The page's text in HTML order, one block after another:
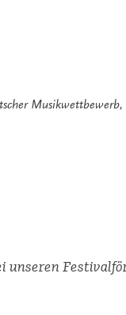
Musikwettbewerb,
unseren